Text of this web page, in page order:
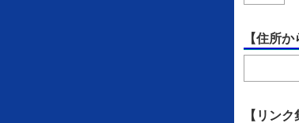
【住所
【リンク